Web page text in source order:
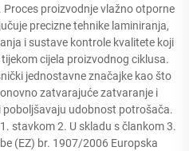
proizvodnje vlažno otporne
precizne tehnike laminiranja,
i sustave kontrole kvalitete koji
cijela proizvodnog ciklusa.
jednostavne značajke kao što
zatvarajuće zatvaranje i
udobnost potrošača.
stavkom 2. U skladu s člankom 3.
(EZ) br. 1907/2006 Europska